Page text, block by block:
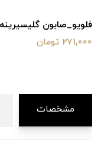
فلویو_صابون
271,000 تومان
مشخصات